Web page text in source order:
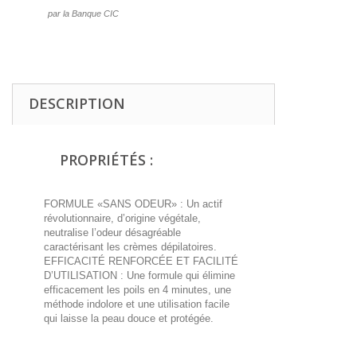
par la Banque CIC
DESCRIPTION
PROPRIÉTÉS :
FORMULE «SANS ODEUR» : Un actif
révolutionnaire, d’origine végétale,
neutralise l’odeur désagréable
caractérisant les crèmes dépilatoires.
EFFICACITÉ RENFORCÉE ET FACILITÉ
D’UTILISATION : Une formule qui élimine
efficacement les poils en 4 minutes, une
méthode indolore et une utilisation facile
qui laisse la peau douce et protégée.